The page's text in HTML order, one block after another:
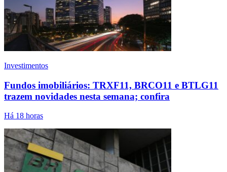
Investimentos
Fundos imobiliários: TRXF11, BRCO11 e BTLG11
trazem novidades nesta semana; confira
Há 18 horas